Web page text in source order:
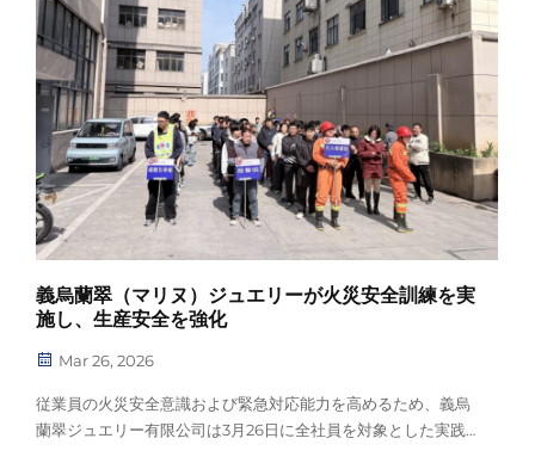
義烏蘭翠（マリヌ）ジュエリーが火災安全訓練を実
施し、生産安全を強化
Mar 26, 2026
従業員の火災安全意識および緊急対応能力を高めるため、義烏
蘭翠ジュエリー有限公司は3月26日に全社員を対象とした実践